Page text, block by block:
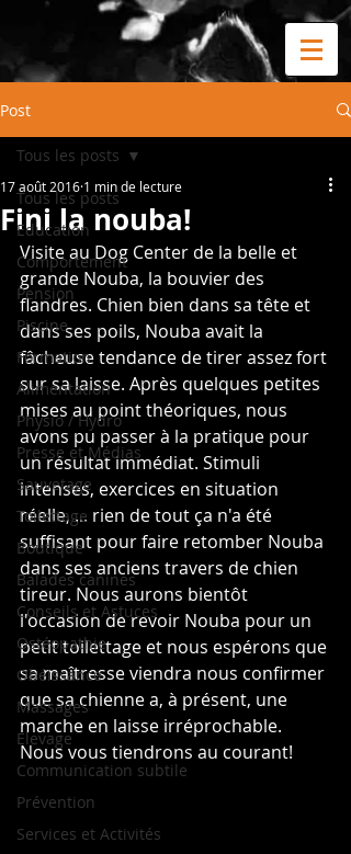
Post
Tous les posts
Education
Comportement
Pension
Piscine
Formation
Alimentation
Physio / Hydro
Presse et Médias
Sauvetage
Toilettage
Boutique
Balades canines
Conseils et Astuces
Ostéopathie
Obéissance
Massages
Elevage
Communication subtile
Prévention
Services et Activités
Tous les posts
Fini la nouba!
17 août 2016 1 min de lecture
Visite au Dog Center de la belle et
grande Nouba, la bouvier des
flandres. Chien bien dans sa tête et
dans ses poils, Nouba avait la
fâcheuse tendance de tirer assez fort
sur sa laisse. Après quelques petites
mises au point théoriques, nous
avons pu passer à la pratique pour
un résultat immédiat. Stimuli
intenses, exercices en situation
réelle, ... rien de tout ça n'a été
suffisant pour faire retomber Nouba
dans ses anciens travers de chien
tireur. Nous aurons bientôt
l'occasion de revoir Nouba pour un
petit toilettage et nous espérons que
sa maîtresse viendra nous confirmer
que sa chienne a, à présent, une
marche en laisse irréprochable.
Nous vous tiendrons au courant!